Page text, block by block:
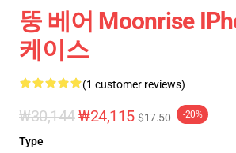
뚱 베어 Moonrise
케이스
(1 customer reviews)
₩30,144₩24,115 $17.50 -20%
Type